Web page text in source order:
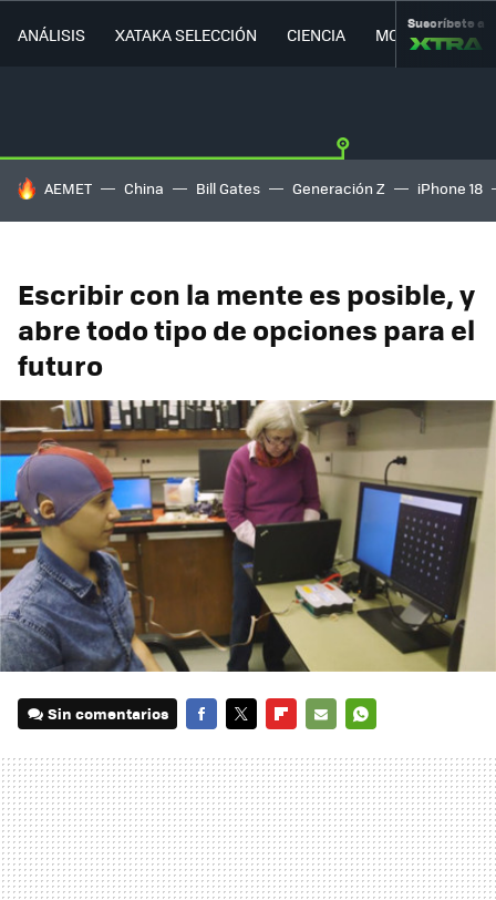
ANÁLISIS XATAKA SELECCIÓN CIENCIA MOVILIDAD
Suscríbete a
HOY SE HABLA DE
AEMET China Bill Gates Generación Z iPhone 18
Escribir con la mente es posible, y
abre todo tipo de opciones para el
futuro
Sin comentarios
MAIL